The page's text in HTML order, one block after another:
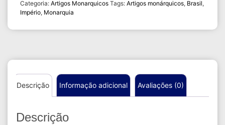
Categoria:Artigos Monarquicos Tags:Artigos monárquicos, Brasil,
Império, Monarquia
Descrição Informação adicional Avaliações (0)
Descrição